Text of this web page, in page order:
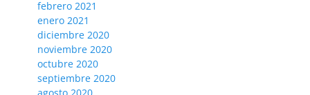
febrero 2021
enero 2021
diciembre 2020
noviembre 2020
octubre 2020
septiembre 2020
agosto 2020